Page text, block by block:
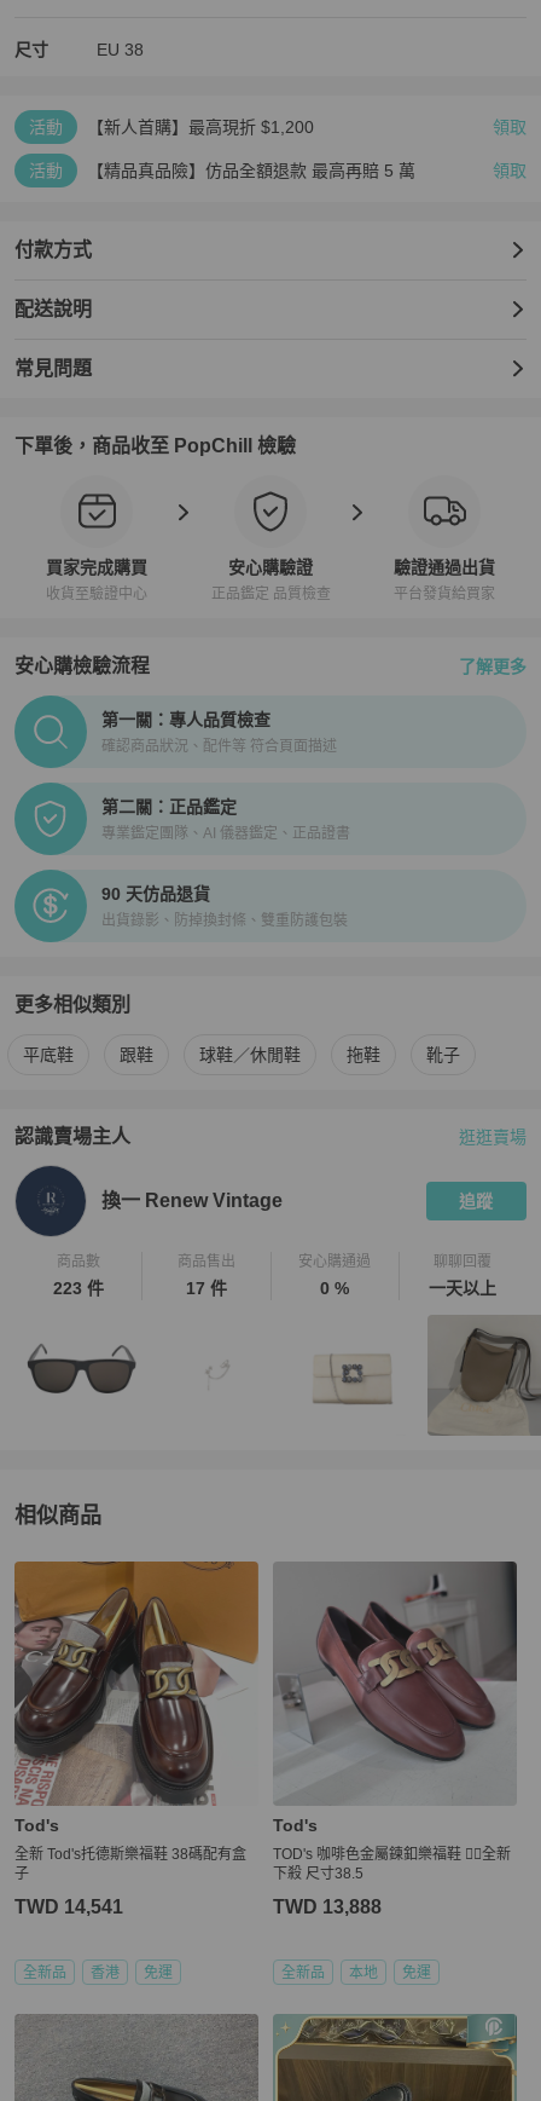
尺寸 EU 38
活動 【新人首購】最高現折 $1,200 領取
活動 【精品真品險】仿品全額退款 最高再賠 5 萬 領取
付款方式
配送說明
常見問題
下單後，商品收至 PopChill 檢驗
買家完成購買
收貨至驗證中心
安心購驗證
正品鑑定 品質檢查
驗證通過出貨
平台發貨給買家
安心購檢驗流程 了解更多
PopChill拍拍圈正品驗證、安心購檢驗流程介紹
第一關：專人品質檢查
確認商品狀況、配件等 符合頁面描述
第二關：正品鑑定
專業鑑定團隊、AI 儀器鑑定、正品證書
90 天仿品退貨
出貨錄影、防掉換封條、雙重防護包裝
更多相似類別
更多Tod's 相似商品推薦
平底鞋 跟鞋 球鞋／休閒鞋 拖鞋 靴子
認識賣場主人
PopChill 拍拍圈嚴選賣家
逛逛賣場
換一 Renew Vintage 追蹤
商品數
223 件
商品售出
17 件
安心購通過
0 %
聊聊回覆
一天以上
相似商品
更多相似Tod's女鞋推薦精品
Tod's
全新 Tod's托德斯樂福鞋 38碼配有盒
子
TWD 14,541
全新品 香港 免運
Tod's
TOD's 咖啡色金屬鍊釦樂福鞋 ❤️‍🔥全新
下殺 尺寸38.5
TWD 13,888
全新品 本地 免運